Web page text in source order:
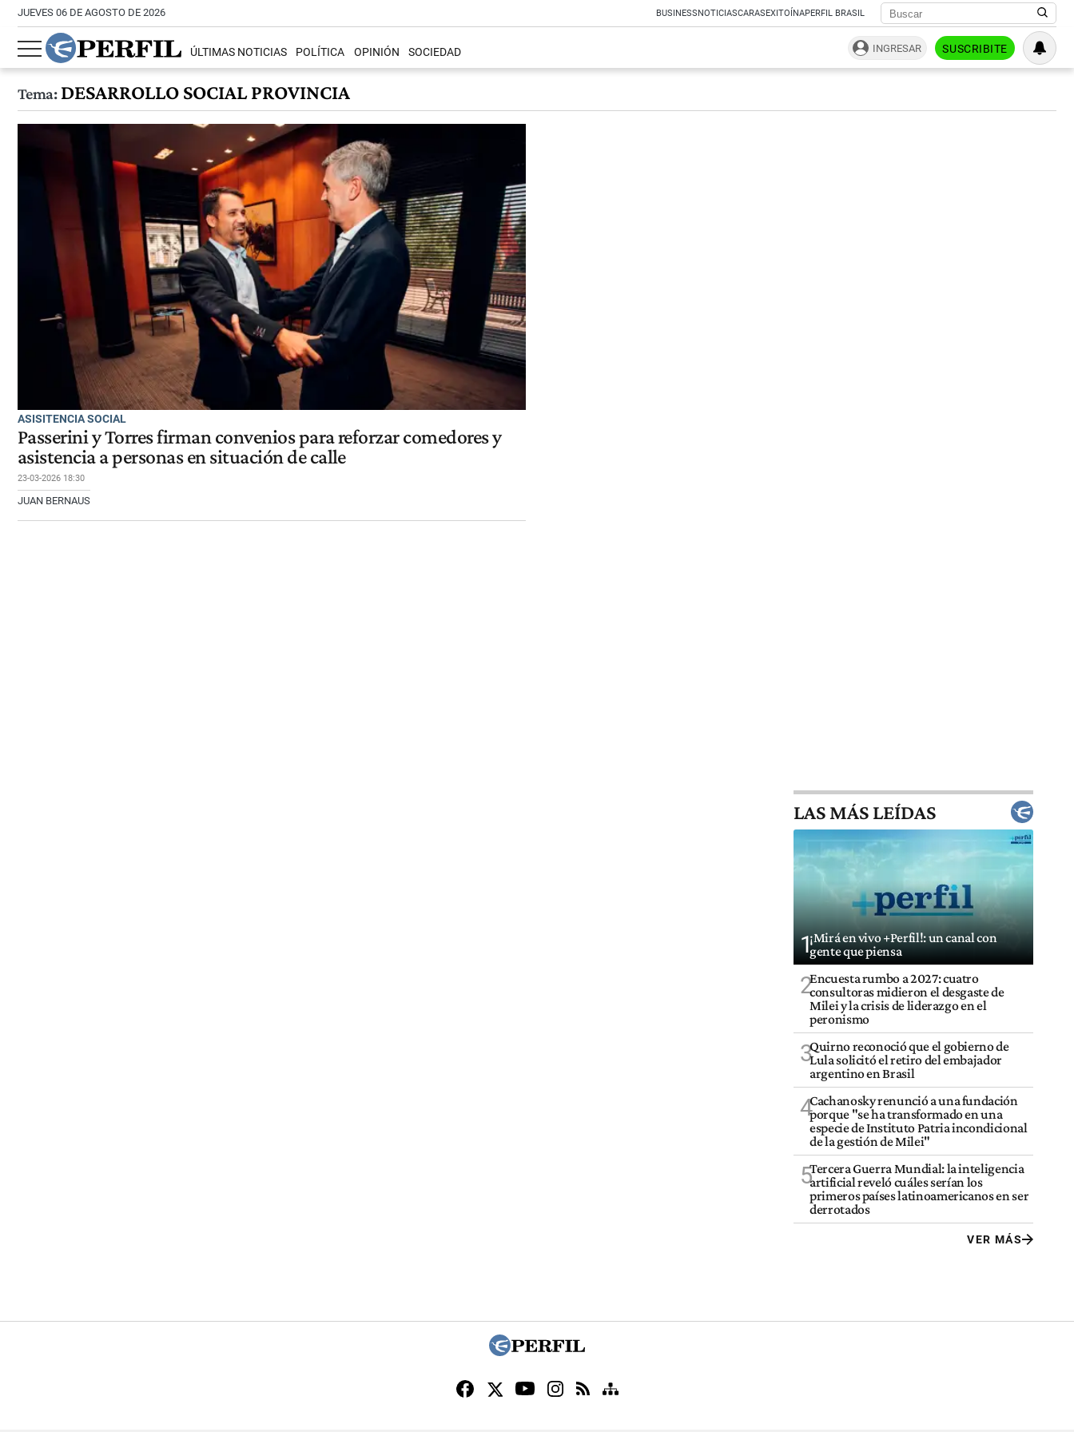
JUEVES 06 DE AGOSTO DE 2026 BUSINESSNOTICIASCARASEXITOÍNAPERFIL BRASIL
ÚLTIMAS NOTICIAS POLÍTICA OPINIÓN SOCIEDAD INGRESAR SUSCRIBITE
Tema:DESARROLLO SOCIAL PROVINCIA
ASISITENCIA SOCIAL
Passerini y Torres firman convenios para reforzar comedores y
asistencia a personas en situación de calle
23-03-2026 18:30
JUAN BERNAUS
LAS MÁS LEÍDAS
1¡Mirá en vivo +Perfil!: un canal con
gente que piensa
2Encuesta rumbo a 2027: cuatro
consultoras midieron el desgaste de
Milei y la crisis de liderazgo en el
peronismo
3Quirno reconoció que el gobierno de
Lula solicitó el retiro del embajador
argentino en Brasil
4Cachanosky renunció a una fundación
porque "se ha transformado en una
especie de Instituto Patria incondicional
de la gestión de Milei"
5Tercera Guerra Mundial: la inteligencia
artificial reveló cuáles serían los
primeros países latinoamericanos en ser
derrotados
VER MÁS